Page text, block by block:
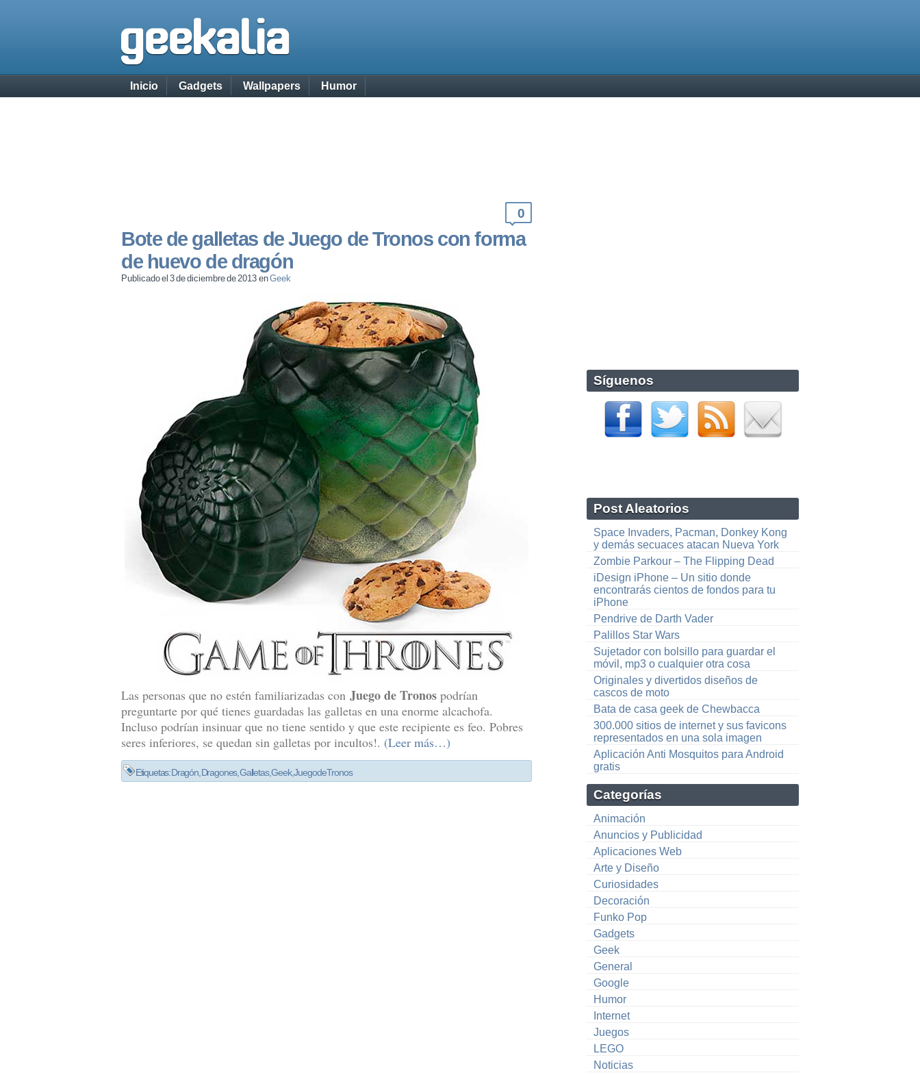
Inicio Gadgets Wallpapers Humor
0
Bote de galletas de Juego de Tronos con forma
de huevo de dragón
Publicado el 3 de diciembre de 2013 enGeek
Las personas que no estén familiarizadas con Juego de Tronos podrían
preguntarte por qué tienes guardadas las galletas en una enorme alcachofa.
Incluso podrían insinuar que no tiene sentido y que este recipiente es feo. Pobres
seres inferiores, se quedan sin galletas por incultos!. (Leer más…)
Etiquetas:Dragón,Dragones,Galletas,Geek,Juego de Tronos
Síguenos
Post Aleatorios
Space Invaders, Pacman, Donkey Kong
y demás secuaces atacan Nueva York
Zombie Parkour – The Flipping Dead
iDesign iPhone – Un sitio donde
encontrarás cientos de fondos para tu
iPhone
Pendrive de Darth Vader
Palillos Star Wars
Sujetador con bolsillo para guardar el
móvil, mp3 o cualquier otra cosa
Originales y divertidos diseños de
cascos de moto
Bata de casa geek de Chewbacca
300.000 sitios de internet y sus favicons
representados en una sola imagen
Aplicación Anti Mosquitos para Android
gratis
Categorías
Animación
Anuncios y Publicidad
Aplicaciones Web
Arte y Diseño
Curiosidades
Decoración
Funko Pop
Gadgets
Geek
General
Google
Humor
Internet
Juegos
LEGO
Noticias